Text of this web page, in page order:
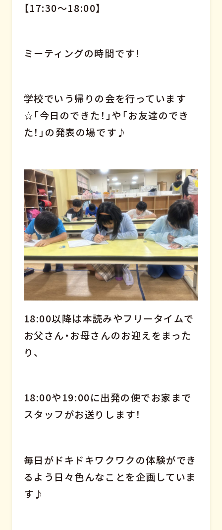
【17:30～18:00】
ミーティングの時間です！
学校でいう帰りの会を行っています
☆｢今日のできた！｣や「お友達のでき
た！」の発表の場です♪
18:00以降は本読みやフリータイムで
お父さん・お母さんのお迎えをまった
り、
18:00や19:00に出発の便でお家まで
スタッフがお送りします！
毎日がドキドキワクワクの体験ができ
るよう日々色んなことを企画していま
す♪